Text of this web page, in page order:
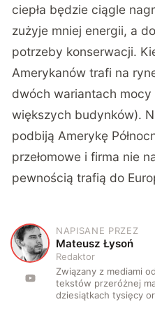
ciepła będzie ciągle
zużyje mniej energii, a
potrzeby konserwacji.
Amerykanów trafi na
dwóch wariantach mocy
większych budynków).
podbiją Amerykę
przełomowe i firma nie
pewnością trafią do
M
NAPISANE PRZEZ
Mateusz Łysoń
Redaktor
Związany z mediami
tekstów przeróżnej
dziesiątkach tysięcy